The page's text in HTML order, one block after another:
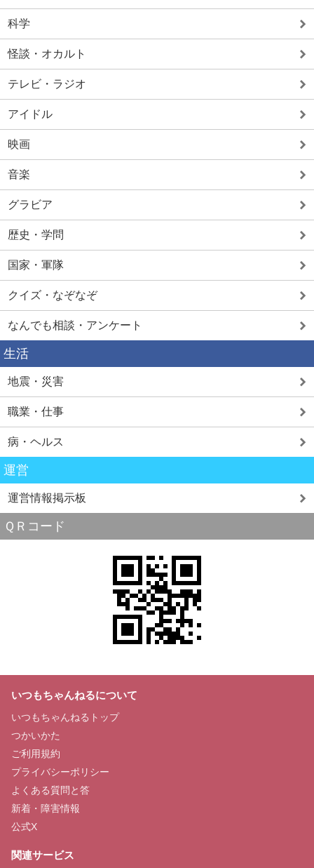
科学
怪談・オカルト
テレビ・ラジオ
アイドル
映画
音楽
グラビア
歴史・学問
国家・軍隊
クイズ・なぞなぞ
なんでも相談・アンケート
生活
地震・災害
職業・仕事
病・ヘルス
運営
運営情報掲示板
ＱＲコード
いつもちゃんねるについて
いつもちゃんねるトップ
つかいかた
ご利用規約
プライバシーポリシー
よくある質問と答
新着・障害情報
公式X
関連サービス